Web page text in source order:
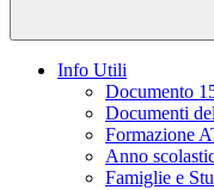
Info Utili
Documento
Documenti
Formazione
Anno
Famiglie e